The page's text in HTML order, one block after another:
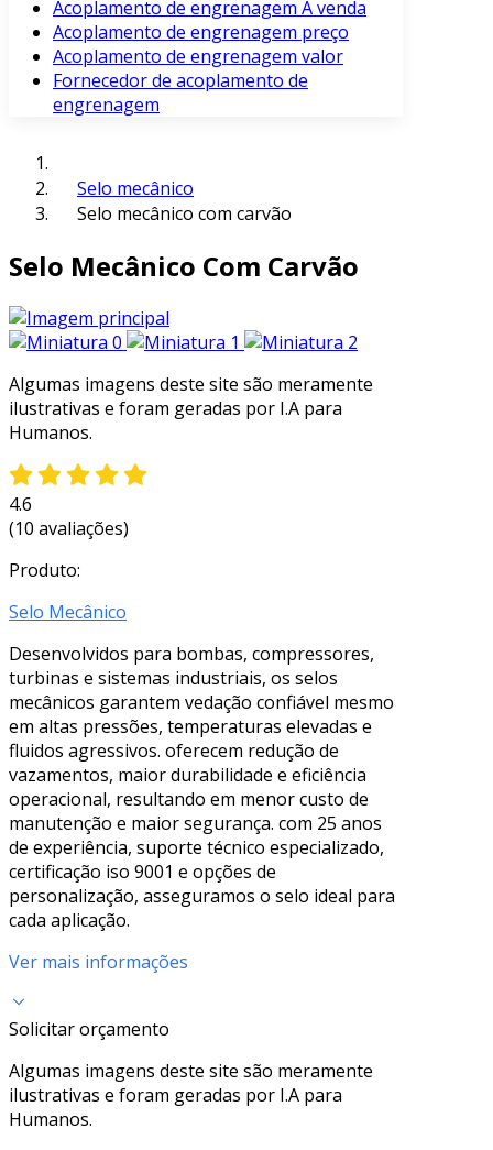
Acoplamento de engrenagem À venda
Acoplamento de engrenagem preço
Acoplamento de engrenagem valor
Fornecedor de acoplamento de
engrenagem
Selo mecânico
Selo mecânico com carvão
Selo Mecânico Com Carvão
Algumas imagens deste site são meramente
ilustrativas e foram geradas por I.A para
Humanos.
4.6
(10 avaliações)
Produto:
Selo Mecânico
Desenvolvidos para bombas, compressores,
turbinas e sistemas industriais, os selos
mecânicos garantem vedação confiável mesmo
em altas pressões, temperaturas elevadas e
fluidos agressivos. oferecem redução de
vazamentos, maior durabilidade e eficiência
operacional, resultando em menor custo de
manutenção e maior segurança. com 25 anos
de experiência, suporte técnico especializado,
certificação iso 9001 e opções de
personalização, asseguramos o selo ideal para
cada aplicação.
Ver mais informações
Solicitar orçamento
Algumas imagens deste site são meramente
ilustrativas e foram geradas por I.A para
Humanos.